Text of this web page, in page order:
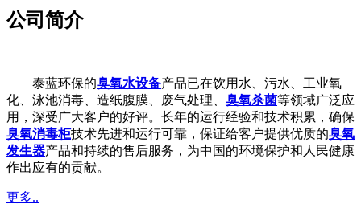
公司简介
泰蓝环保的臭氧水设备产品已在饮用水、污水、工业氧
化、泳池消毒、造纸腹膜、废气处理、 臭氧杀菌等领域广泛应
用，深受广大客户的好评。长年的运行经验和技术积累，确保
臭氧消毒柜技术先进和运行可靠，保证给客户提供优质的臭氧
发生器产品和持续的售后服务，为中国的环境保护和人民健康
作出应有的贡献。
更多..